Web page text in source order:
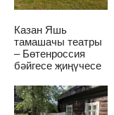
Казан Яшь
тамашачы театры
– Бөтенроссия
бәйгесе җиңүчесе